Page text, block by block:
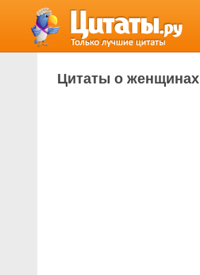
Цитаты о женщинах